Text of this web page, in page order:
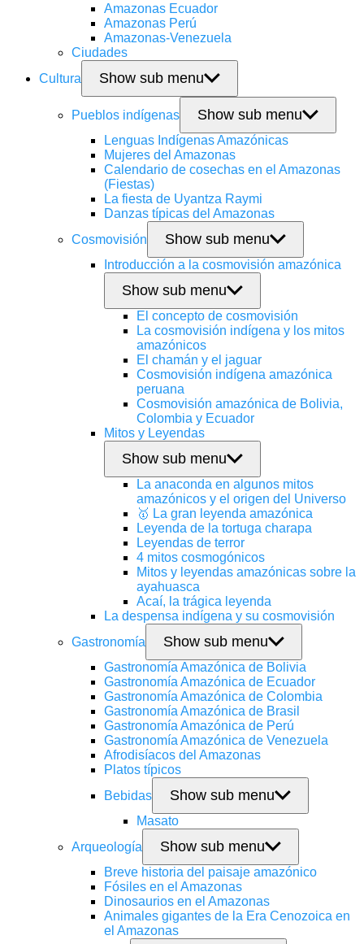
Amazonas Ecuador
Amazonas Perú
Amazonas-Venezuela
Ciudades
Cultura
Show sub menu
Pueblos indígenas Show sub menu
Lenguas Indígenas Amazónicas
Mujeres del Amazonas
Calendario de cosechas en el Amazonas
(Fiestas)
La fiesta de Uyantza Raymi
Danzas típicas del Amazonas
Cosmovisión
Show sub menu
Introducción a la cosmovisión amazónica
Show sub menu
El concepto de cosmovisión
La cosmovisión indígena y los mitos
amazónicos
El chamán y el jaguar
Cosmovisión indígena amazónica
peruana
Cosmovisión amazónica de Bolivia,
Colombia y Ecuador
Mitos y Leyendas
Show sub menu
La anaconda en algunos mitos
amazónicos y el origen del Universo
🥇 La gran leyenda amazónica
Leyenda de la tortuga charapa
Leyendas de terror
4 mitos cosmogónicos
Mitos y leyendas amazónicas sobre la
ayahuasca
Acaí, la trágica leyenda
La despensa indígena y su cosmovisión
Gastronomía
Show sub menu
Gastronomía Amazónica de Bolivia
Gastronomía Amazónica de Ecuador
Gastronomía Amazónica de Colombia
Gastronomía Amazónica de Brasil
Gastronomía Amazónica de Perú
Gastronomía Amazónica de Venezuela
Afrodisíacos del Amazonas
Platos típicos
Bebidas
Show sub menu
Masato
Arqueología
Show sub menu
Breve historia del paisaje amazónico
Fósiles en el Amazonas
Dinosaurios en el Amazonas
Animales gigantes de la Era Cenozoica en
el Amazonas